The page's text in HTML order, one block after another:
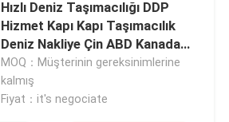
Hızlı Deniz Taşımacılığı DDP
Hizmet Kapı Kapı Taşımacılık
Deniz Nakliye Çin ABD Kanada
Uluslararası lojistik
MOQ：Müşterinin gereksinimlerine
kalmış
Fiyat：it's negociate